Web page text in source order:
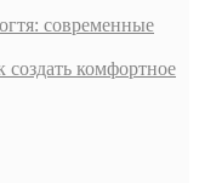
современные
создать комфортное